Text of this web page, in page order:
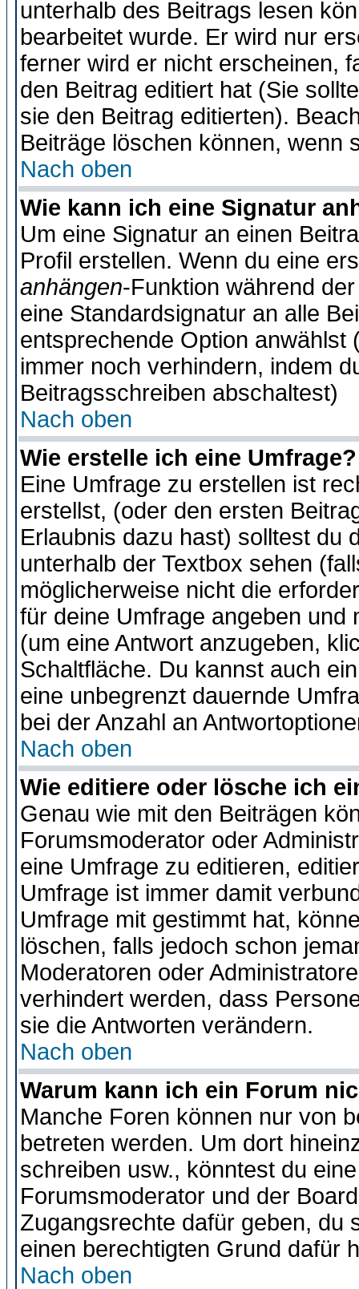
unterhalb des Beitrags lesen
bearbeitet wurde. Er wird nur
ferner wird er nicht erscheinen,
den Beitrag editiert hat (Sie
sie den Beitrag editierten).
Beiträge löschen können, wenn
Nach oben
Wie kann ich eine Signatur
Um eine Signatur an einen
Profil erstellen. Wenn du eine
anhängen-Funktion während
eine Standardsignatur an alle
entsprechende Option anwählst
immer noch verhindern, indem
Beitragsschreiben abschaltest)
Nach oben
Wie erstelle ich eine Umfrage?
Eine Umfrage zu erstellen ist
erstellst, (oder den ersten
Erlaubnis dazu hast) solltest du
unterhalb der Textbox sehen
möglicherweise nicht die
für deine Umfrage angeben und
(um eine Antwort anzugeben,
Schaltfläche. Du kannst auch
eine unbegrenzt dauernde
bei der Anzahl an
Nach oben
Wie editiere oder lösche ich
Genau wie mit den Beiträgen
Forumsmoderator oder
eine Umfrage zu editieren,
Umfrage ist immer damit
Umfrage mit gestimmt hat,
löschen, falls jedoch schon
Moderatoren oder
verhindert werden, dass
sie die Antworten verändern.
Nach oben
Warum kann ich ein Forum
Manche Foren können nur von
betreten werden. Um dort
schreiben usw., könntest du
Forumsmoderator und der
Zugangsrechte dafür geben, du
einen berechtigten Grund dafür
Nach oben